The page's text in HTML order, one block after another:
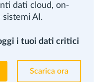
dati cloud, on-
sistemi AI.
i tuoi dati critici
Scarica ora